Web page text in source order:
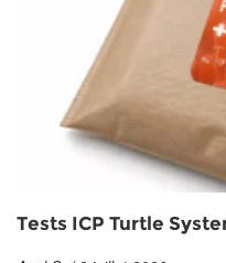
Tests ICP Turtle